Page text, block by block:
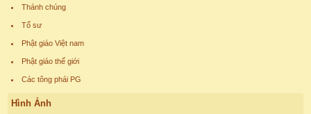
Thánh chúng
Tổ sư
Phật giáo Việt nam
Phật giáo thế giới
Các tông phái PG
Hình Ảnh